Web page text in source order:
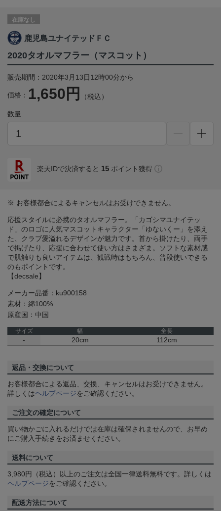
在庫なし
鹿児島ユナイテッドＦＣ
2020タオルマフラー（マスコット）
販売期間：2020年3月13日12時00分から
価格： 1,650円 （税込）
数量
楽天IDで決済すると 15 ポイント獲得
※ お客様都合によるキャンセルはお受けできません。
応援スタイルに必携のタオルマフラー。「カゴシマユナイテッ
ド」のロゴに人気マスコットキャラクター「ゆないくー」を添え
た、クラブ愛溢れるデザインが魅力です。首から掛けたり、両手
で掲げたり、応援に合わせて使い方はさまざま。ソフトな素材感
で肌触りも良いアイテムは、観戦時はもちろん、普段使いできる
のもポイントです。
【decsale】
メーカー品番：ku900158
素材：綿100%
原産国：中国
サイズ 幅 全長
- 20cm 112cm
返品・交換について
お客様都合による返品、交換、キャンセルはお受けできません。
詳しくはヘルプページをご確認ください。
ご注文の確定について
買い物かごに入れるだけでは在庫は確保されませんので、お早め
にご購入手続きをお済ませください。
送料について
3,980円（税込）以上のご注文は全国一律送料無料です。詳しくは
ヘルプページをご確認ください。
配送方法について